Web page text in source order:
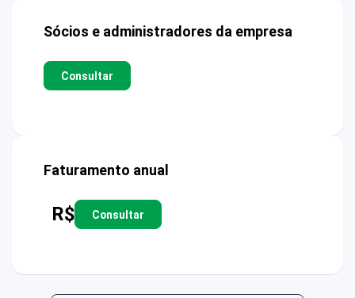
Sócios e administradores da empresa
Consultar
Faturamento anual
R$ Consultar